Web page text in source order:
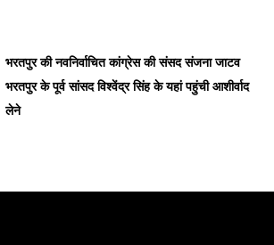
भरतपुर की नवनिर्वाचित कांग्रेस की संसद संजना जाटव
भरतपुर के पूर्व सांसद विश्वेंद्र सिंह के यहां पहुंची आशीर्वाद
लेने